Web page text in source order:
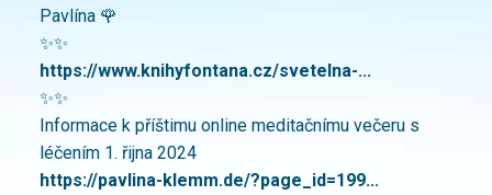
Pavlína 🌹
✨✨
https://www.knihyfontana.cz/svetelna-...
✨✨
Informace k příštimu online meditačnímu večeru s
léčením 1. řijna 2024
https://pavlina-klemm.de/?page_id=199...